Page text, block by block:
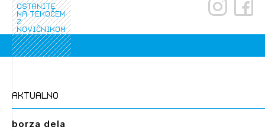
Izbrana vsebina je namenjena le ZAPS
registriranim uporabnikom. Da lahko do nje
dostopate, se je potrebno prijaviti.
PRIJAVITE SE REGISTRIRAJTE SE
ostanite
na tekočem
z
novičnikom
aktualno
borza dela